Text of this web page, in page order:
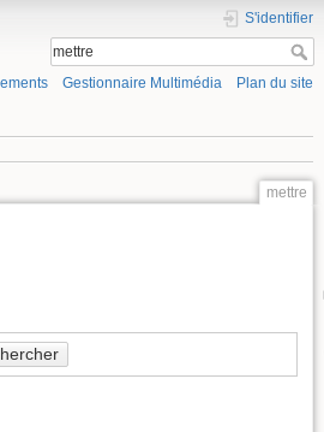
S'identifier
Gestionnaire Multimédia Plan du site
mettre